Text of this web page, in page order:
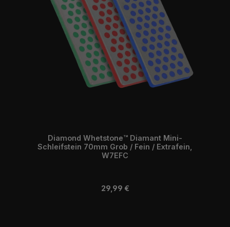
Diamond Whetstone™ Diamant Mini-
Schleifstein 70mm Grob / Fein / Extrafein,
W7EFC
Regulärer Preis:
29,99 €